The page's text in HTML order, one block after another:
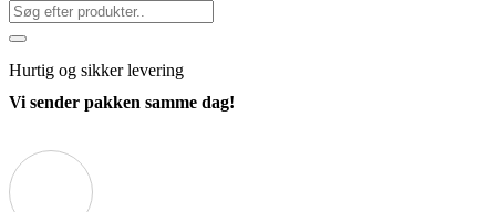
Hurtig og sikker levering
Vi sender pakken samme dag!